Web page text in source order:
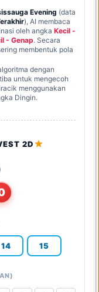
Evening (data
), AI membaca
oleh angka Kecil -
- Genap. Secara
membentuk pola
dengan
untuk mengecoh
menggunakan
Dingin.
2D
14 15